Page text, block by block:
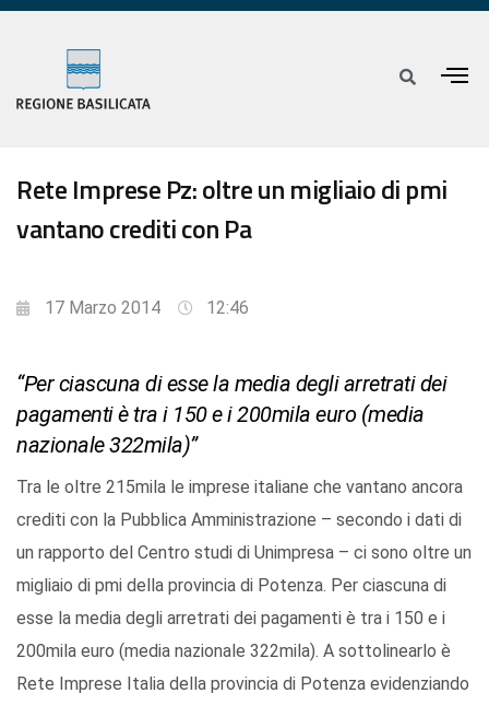
Rete Imprese Pz: oltre un migliaio di pmi
vantano crediti con Pa
17 Marzo 2014 12:46
“Per ciascuna di esse la media degli arretrati dei
pagamenti è tra i 150 e i 200mila euro (media
nazionale 322mila)”
Tra le oltre 215mila le imprese italiane che vantano ancora
crediti con la Pubblica Amministrazione – secondo i dati di
un rapporto del Centro studi di Unimpresa – ci sono oltre un
migliaio di pmi della provincia di Potenza. Per ciascuna di
esse la media degli arretrati dei pagamenti è tra i 150 e i
200mila euro (media nazionale 322mila). A sottolinearlo è
Rete Imprese Italia della provincia di Potenza evidenziando